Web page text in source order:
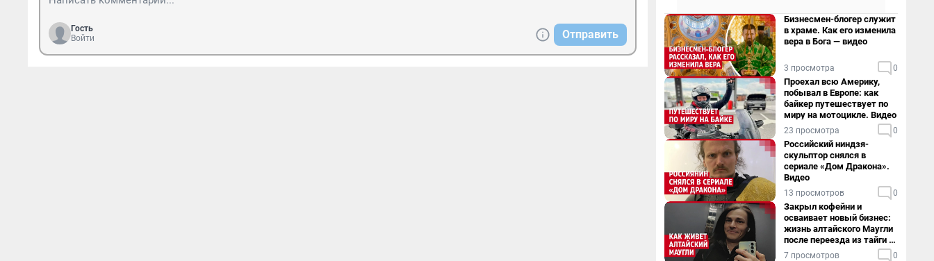
Гость
Войти
Отправить
Бизнесмен-блогер служит
в храме. Как его изменила
вера в Бога — видео
3 просмотра 0
Проехал всю Америку,
побывал в Европе: как
байкер путешествует по
миру на мотоцикле. Видео
23 просмотра 0
Российский ниндзя-
скульптор снялся в
сериале «Дом Дракона».
Видео
13 просмотров 0
Закрыл кофейни и
осваивает новый бизнес:
жизнь алтайского Маугли
после переезда из тайги в
столицу
7 просмотров 0